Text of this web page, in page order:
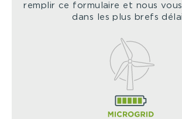
remplir ce formulaire et nous
dans les plus brefs